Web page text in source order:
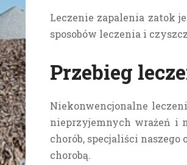
Leczenie zapalenia zatok
sposobów leczenia i
Przebieg
Niekonwencjonalne
nieprzyjemnych wrażeń i
chorób, specjaliści naszego
chorobą.